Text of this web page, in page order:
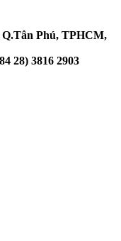
Q.Tân Phú, TPHCM,
28) 3816 2903